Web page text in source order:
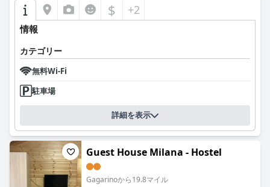
$ +2
情報
カテゴリー
無料Wi-Fi
駐車場
詳細を表示
Guest House Milana - Hostel
Gagarinoから19.8マイル